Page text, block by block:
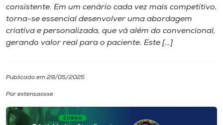
Cultura
Biblioteca
Editora
consistente. Em um cenário cada vez mais competitivo,
torna-se essencial desenvolver uma abordagem
criativa e personalizada, que vá além do convencional,
gerando valor real para o paciente. Este […]
Publicado em 29/05/2025
Por extensaoxxe